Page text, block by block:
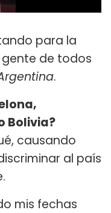
para la
de todos
.
Bolivia?
causando
al país
mis fechas